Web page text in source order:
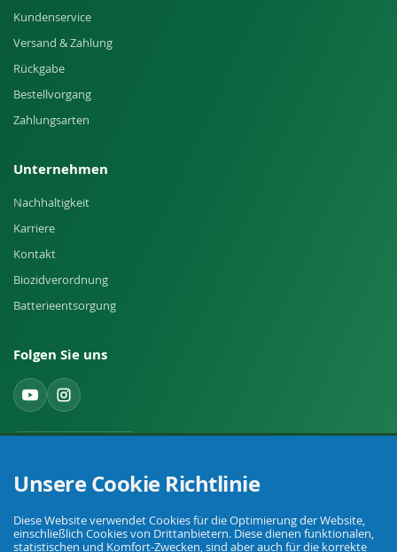
Kundenservice
Versand & Zahlung
Rückgabe
Bestellvorgang
Zahlungsarten
Unternehmen
Nachhaltigkeit
Karriere
Kontakt
Biozidverordnung
Batterieentsorgung
Folgen Sie uns
Unsere Cookie Richtlinie
Diese Website verwendet Cookies für die Optimierung der Website,
einschließlich Cookies von Drittanbietern. Diese dienen funktionalen,
statistischen und Komfort-Zwecken, sind aber auch für die korrekte